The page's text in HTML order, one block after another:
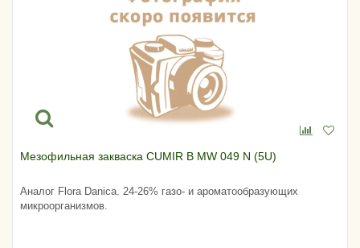
Мезофильная закваска CUMIR B MW 049 N (5U)
Аналог Flora Danica. 24-26% газо- и ароматообразующих
микроорганизмов.